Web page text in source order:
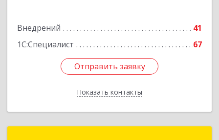
Внедрений
41
1С:Специалист
67
Отправить заявку
Показать контакты
Отправить заявку
Назад